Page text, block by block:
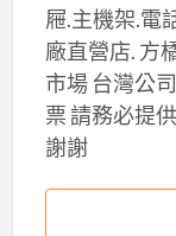
屜.主機架.電
廠直營店. 方
市場 台灣公
票 請務必提
謝謝